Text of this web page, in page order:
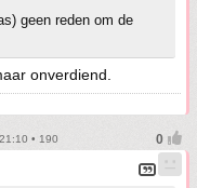
geen reden om de
onverdiend.
• 190